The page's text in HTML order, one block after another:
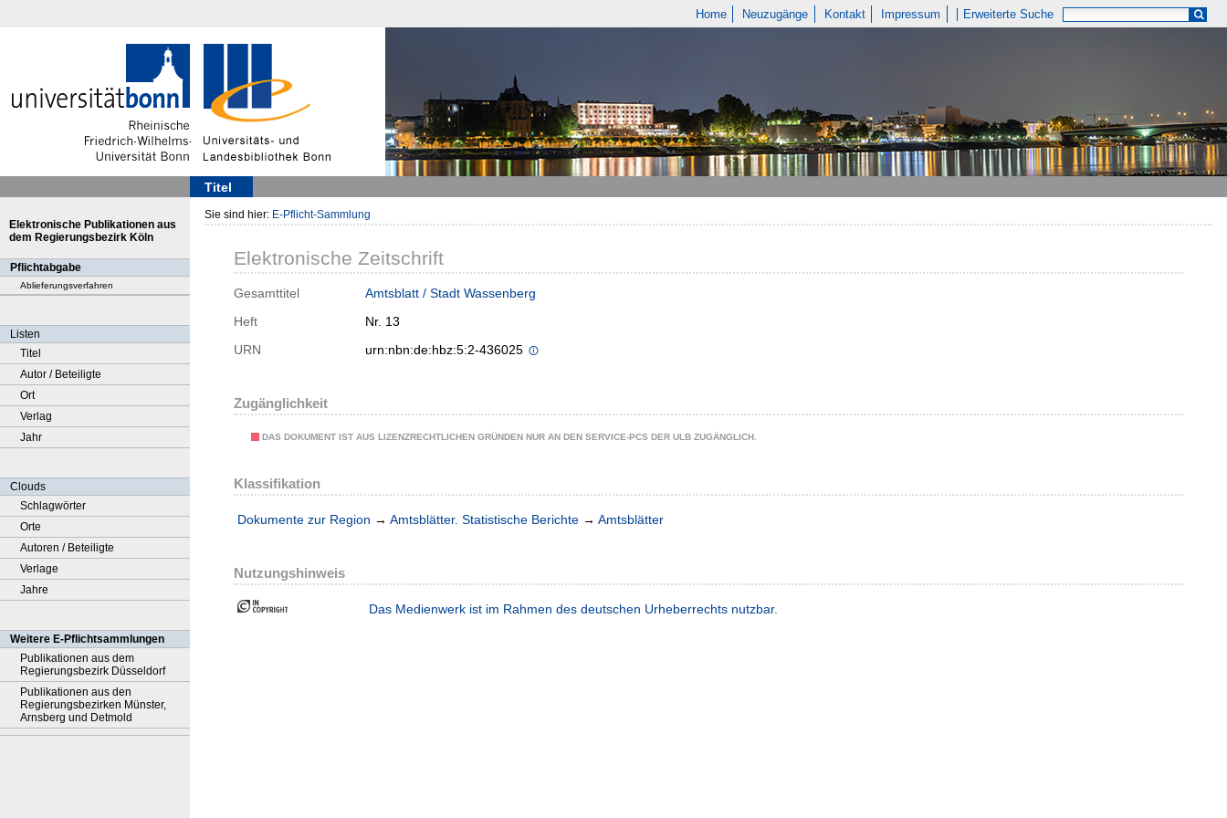
Home Neuzugänge Kontakt Impressum Erweiterte Suche
Titel
Elektronische Publikationen aus
dem Regierungsbezirk Köln
Pflichtabgabe
Ablieferungsverfahren
Listen
Titel
Autor / Beteiligte
Ort
Verlag
Jahr
Clouds
Schlagwörter
Orte
Autoren / Beteiligte
Verlage
Jahre
Weitere E-Pflichtsammlungen
Publikationen aus dem
Regierungsbezirk Düsseldorf
Publikationen aus den
Regierungsbezirken Münster,
Arnsberg und Detmold
Sie sind hier: E-Pflicht-Sammlung
Elektronische Zeitschrift
Gesamttitel
Amtsblatt / Stadt Wassenberg
Heft
Nr. 13
URN
urn:nbn:de:hbz:5:2-436025
Zugänglichkeit
DAS DOKUMENT IST AUS LIZENZRECHTLICHEN GRÜNDEN NUR AN DEN SERVICE-PCS DER ULB ZUGÄNGLICH.
Klassifikation
Dokumente zur Region → Amtsblätter. Statistische Berichte → Amtsblätter
Nutzungshinweis
Das Medienwerk ist im Rahmen des deutschen Urheberrechts nutzbar.